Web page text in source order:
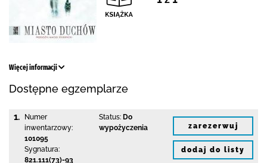
Więcej informacji
Dostępne egzemplarze
1.
Numer
inwentarzowy:
101095
Sygnatura:
821.111(73)-93
Status: Do
wypożyczenia
zarezerwuj
dodaj do listy